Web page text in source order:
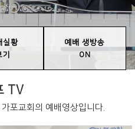
실황
예배 생방송
ON
TV
포교회의 예배영상입니다.